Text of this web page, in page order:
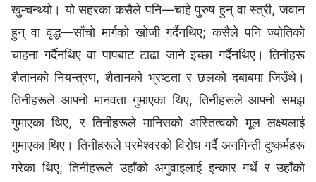
खुम्चन्थ्यो। यो सहरका कसैले पनि—चाहे पुरुष हुन् वा स्त्री, जवान
हुन् वा वृद्ध—साँचो मार्गको खोजी गर्दैनथिए; कसैले पनि ज्योतिको
चाहना गर्दैनथिए वा पापबाट टाढा जाने इच्‍छा गर्दैनथिए। तिनीहरू
शैतानको नियन्त्रण, शैतानको भ्रष्टता र छलको दबाबमा जिउँथे।
तिनीहरूले आफ्‍नो मानवता गुमाएका थिए, तिनीहरूले आफ्‍नो समझ
गुमाएका थिए, र तिनीहरूले मानिसको अस्तित्वको मूल लक्ष्यलाई
गुमाएका थिए। तिनीहरूले परमेश्‍वरको विरोध गर्दै अनगिन्ती दुष्कर्महरू
गरेका थिए; तिनीहरूले उहाँको अगुवाइलाई इन्कार गर्थे र उहाँको